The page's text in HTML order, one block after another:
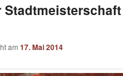
Stadtmeisterschaft
am17. Mai 2014